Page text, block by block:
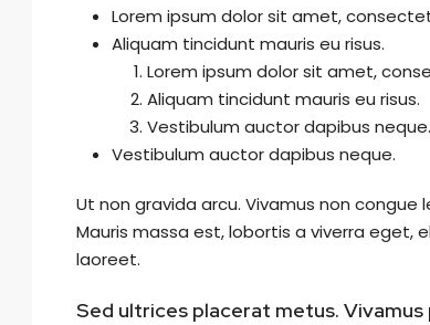
Lorem ipsum dolor sit amet,
Aliquam tincidunt mauris eu risus.
Lorem ipsum dolor sit amet,
Aliquam tincidunt mauris eu risus.
Vestibulum auctor dapibus neque.
Vestibulum auctor dapibus neque.
Ut non gravida arcu. Vivamus non
Mauris massa est, lobortis a viverra eget,
laoreet.
Sed ultrices placerat metus.